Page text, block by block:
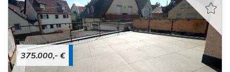
375.000,- €